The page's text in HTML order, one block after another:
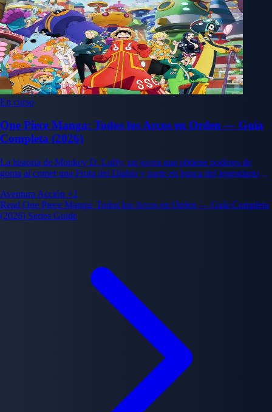
En curso
One Piece Manga: Todos los Arcos en Orden — Guía
Completa (2026)
La historia de Monkey D. Luffy, un joven que obtiene poderes de
goma al comer una Fruta del Diablo y parte en busca del legendario
Aventura Acción +2
Read One Piece Manga: Todos los Arcos en Orden — Guía Completa
(2026) Series Guide